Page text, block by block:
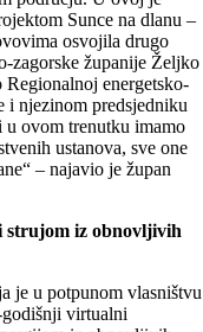
Sunce na dlanu –
osvojila drugo
zagorske županije Željko
energetsko-
i njezinom predsjedniku
ovom trenutku imamo
ustanova, sve one
– najavio je župan
strujom iz obnovljivih
je u potpunom vlasništvu
godišnji virtualni